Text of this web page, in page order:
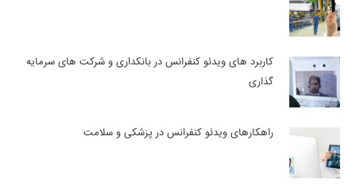
کاربرد های ویدئو کنفرانس در بانکداری و شرکت های سرمایه
گذاری
راهکارهای ویدئو کنفرانس در پزشکی و سلامت